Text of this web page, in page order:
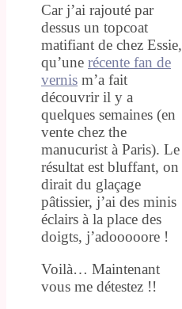
Car j’ai rajouté par
dessus un topcoat
matifiant de chez Essie,
qu’une récente fan de
vernis m’a fait
découvrir il y a
quelques semaines (en
vente chez the
manucurist à Paris). Le
résultat est bluffant, on
dirait du glaçage
pâtissier, j’ai des minis
éclairs à la place des
doigts, j’adooooore !
Voilà… Maintenant
vous me détestez !!